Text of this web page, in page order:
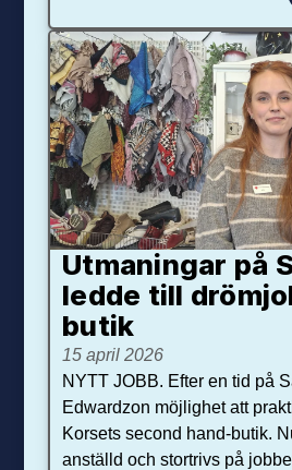
Utmaningar på
ledde till
butik
15 april 2026
NYTT JOBB. Efter en tid på
Edwardzon möjlighet att
Korsets second hand-butik.
anställd och stortrivs på